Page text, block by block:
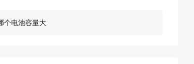
个电池容量大